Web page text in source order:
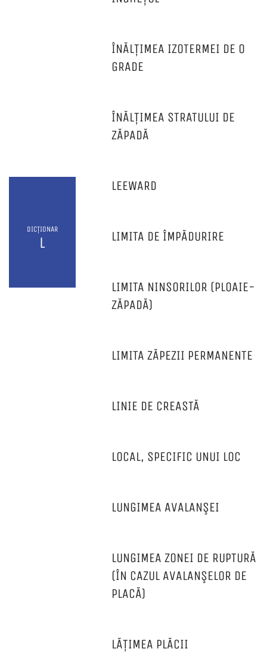
ÎNĂLȚIMEA IZOTERMEI DE 0
GRADE
ÎNĂLȚIMEA STRATULUI DE
ZĂPADĂ
DICȚIONAR
L
LEEWARD
LIMITA DE ÎMPĂDURIRE
LIMITA NINSORILOR (PLOAIE-
ZĂPADĂ)
LIMITA ZĂPEZII PERMANENTE
LINIE DE CREASTĂ
LOCAL, SPECIFIC UNUI LOC
LUNGIMEA AVALANŞEI
LUNGIMEA ZONEI DE RUPTURĂ
(ÎN CAZUL AVALANŞELOR DE
PLACĂ)
LĂȚIMEA PLĂCII